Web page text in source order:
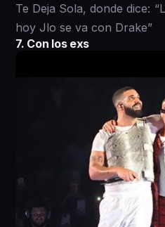
Te Deja Sola, donde dice:
hoy Jlo se va con Drake”
7. Con los exs